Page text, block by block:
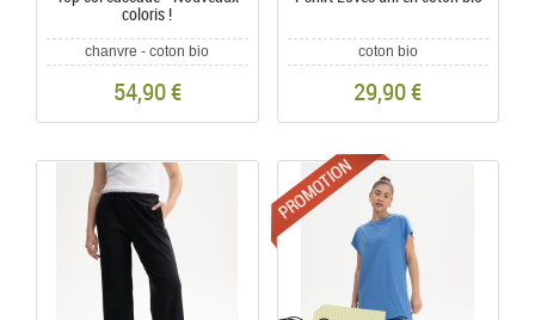
coloris !
chanvre - coton bio
54,90 €
coton bio
29,90 €
Promotions